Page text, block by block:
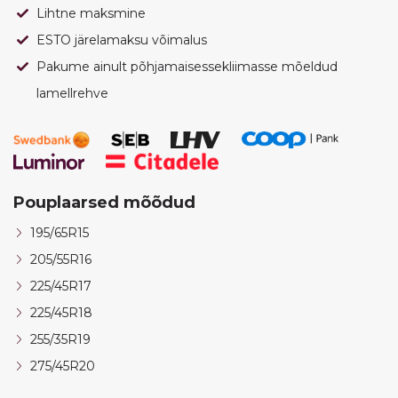
Lihtne maksmine
ESTO järelamaksu võimalus
Pakume ainult põhjamaisessekliimasse mõeldud
lamellrehve
Pouplaarsed mõõdud
195/65R15
205/55R16
225/45R17
225/45R18
255/35R19
275/45R20